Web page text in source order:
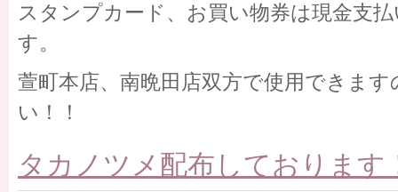
スタンプカード、お買い物券は現金支
す。
萱町本店、南晩田店双方で使用できま
い！！
タカノツメ配布しております